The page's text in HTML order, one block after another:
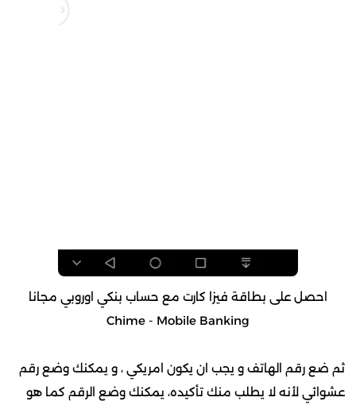
احصل على بطاقة فيزا كارت مع حساب بنكي اوروبي مجانا
Chime - Mobile Banking
ثم ضع رقم الهاتف و يجب ان يكون امريكي ، و يمكنك وضع رقم
عشوائي لأنه لا يطلب منك تأكيده، يمكنك وضع الرقم كما هو